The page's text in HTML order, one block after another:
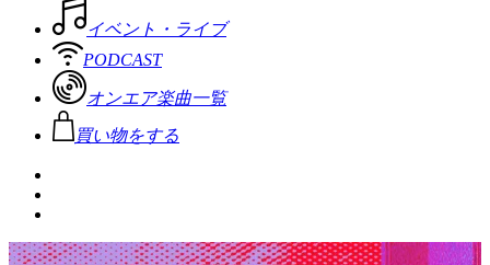
イベント・ライブ
PODCAST
オンエア楽曲一覧
買い物をする